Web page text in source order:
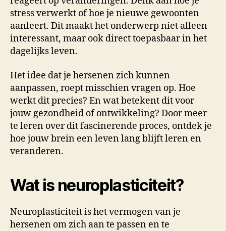
stress verwerkt of hoe je nieuwe gewoonten
aanleert. Dit maakt het onderwerp niet alleen
interessant, maar ook direct toepasbaar in het
dagelijks leven.
Het idee dat je hersenen zich kunnen
aanpassen, roept misschien vragen op. Hoe
werkt dit precies? En wat betekent dit voor
jouw gezondheid of ontwikkeling? Door meer
te leren over dit fascinerende proces, ontdek je
hoe jouw brein een leven lang blijft leren en
veranderen.
Wat is neuroplasticiteit?
Neuroplasticiteit is het vermogen van je
hersenen om zich aan te passen en te